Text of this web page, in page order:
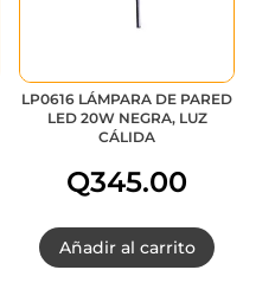
LP0616 LÁMPARA DE PARED
LED 20W NEGRA, LUZ
CÁLIDA
Q345.00
Añadir al carrito